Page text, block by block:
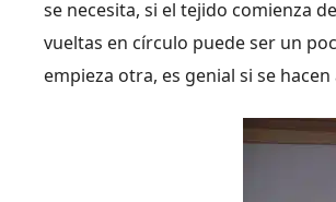
se necesita, si el tejido comienza
vueltas en círculo puede ser un
empieza otra, es genial si se